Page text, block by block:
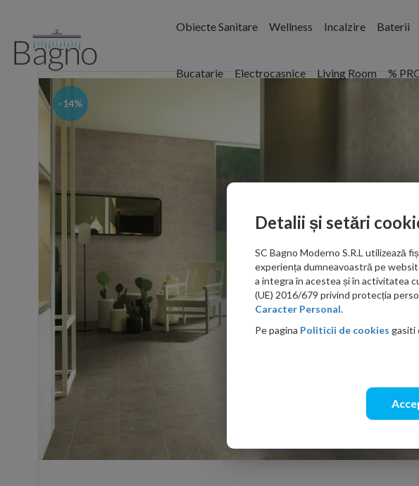
Obiecte Sanitare Wellness Incalzire Baterii
Bucatarie Electrocasnice Living Room %
-14%
Detalii și setări
SC Bagno Moderno S.R.L utilizează
experiența dumneavoastră pe
a integra în acestea și în activitatea
(UE) 2016/679 privind protecția
Caracter Personal.
Pe pagina Politicii de cookies gasiti